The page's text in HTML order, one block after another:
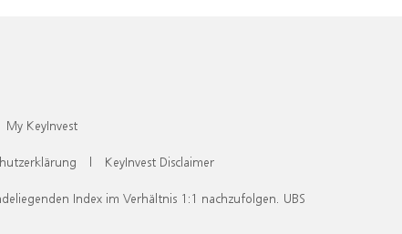
My KeyInvest
| KeyInvest Disclaimer
Index im Verhältnis 1:1 nachzufolgen. UBS